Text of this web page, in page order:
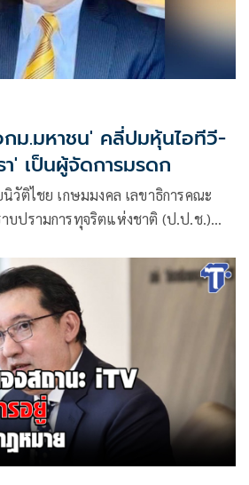
ม.มหาชน' คลี่ปมหุ้นไอทีวี-
' เป็นผู้จัดการมรดก
วัติไชย เกษมมงคล เลขาธิการคณะ
บปรามการทุจริตแห่งชาติ (ป.ป.ช.)